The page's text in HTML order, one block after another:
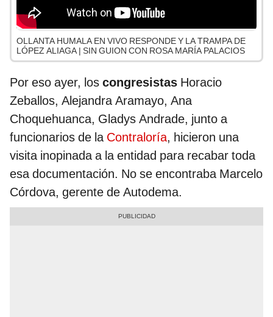
OLLANTA HUMALA EN VIVO RESPONDE Y LA TRAMPA DE
LÓPEZ ALIAGA | SIN GUION CON ROSA MARÍA PALACIOS
Por eso ayer, los congresistas Horacio
Zeballos, Alejandra Aramayo, Ana
Choquehuanca, Gladys Andrade, junto a
funcionarios de la Contraloría, hicieron una
visita inopinada a la entidad para recabar toda
esa documentación. No se encontraba Marcelo
Córdova, gerente de Autodema.